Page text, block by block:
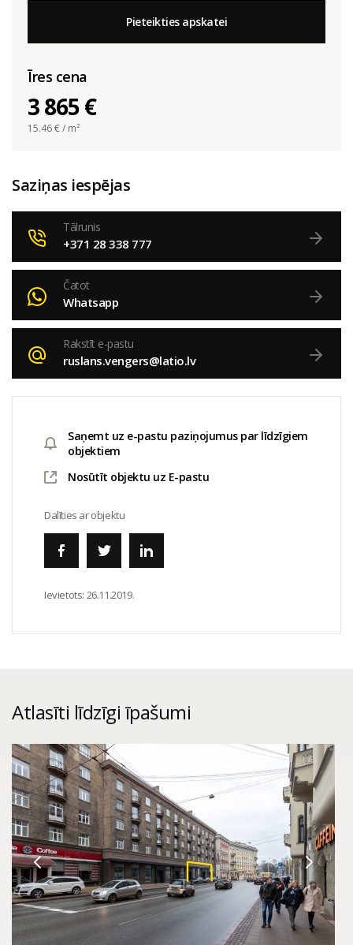
Pieteikties apskatei
Īres cena
3 865 €
15.46€ / m²
Saziņas iespējas
Tālrunis
+371 28 338 777
Čatot
Whatsapp
Rakstīt e-pastu
ruslans.vengers@latio.lv
Saņemt uz e-pastu paziņojumus par līdzīgiem
objektiem
Nosūtīt objektu uz E-pastu
Dalīties ar objektu
Ievietots: 26.11.2019.
Atlasīti līdzīgi īpašumi